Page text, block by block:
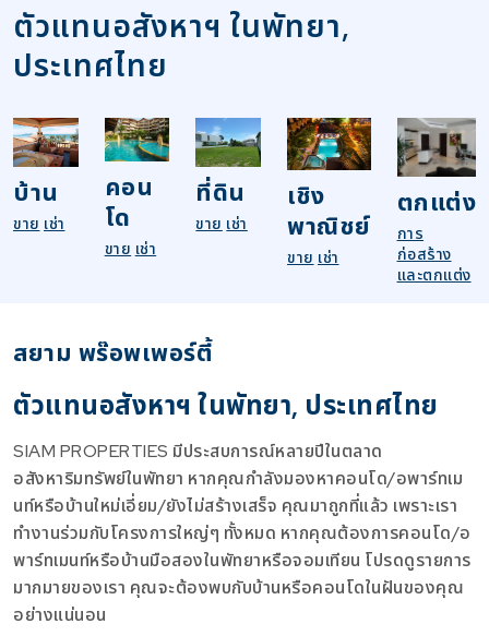
ตัวแทนอสังหาฯ ในพัทยา,
ประเทศไทย
บ้าน
ขาย เช่า
คอน
โด
ขาย เช่า
ที่ดิน
ขาย เช่า
เชิง
พาณิชย์
ขาย เช่า
ตกแต่ง
การ
ก่อสร้าง
และตกแต่ง
สยาม พร๊อพเพอร์ตี้
ตัวแทนอสังหาฯ ในพัทยา, ประเทศไทย
SIAM PROPERTIES มีประสบการณ์หลายปีในตลาด
อสังหาริมทรัพย์ในพัทยา หากคุณกำลังมองหาคอนโด/อพาร์ทเม
นท์หรือบ้านใหม่เอี่ยม/ยังไม่สร้างเสร็จ คุณมาถูกที่แล้ว เพราะเรา
ทำงานร่วมกับโครงการใหญ่ๆ ทั้งหมด หากคุณต้องการคอนโด/อ
พาร์ทเมนท์หรือบ้านมือสองในพัทยาหรือจอมเทียน โปรดดูรายการ
มากมายของเรา คุณจะต้องพบกับบ้านหรือคอนโดในฝันของคุณ
อย่างแน่นอน